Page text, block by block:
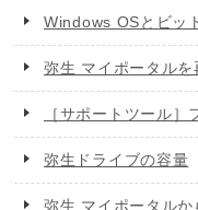
Windows OSとビッ
弥生 マイポータル
［サポートツール
弥生ドライブの容量
弥生 マイポータル